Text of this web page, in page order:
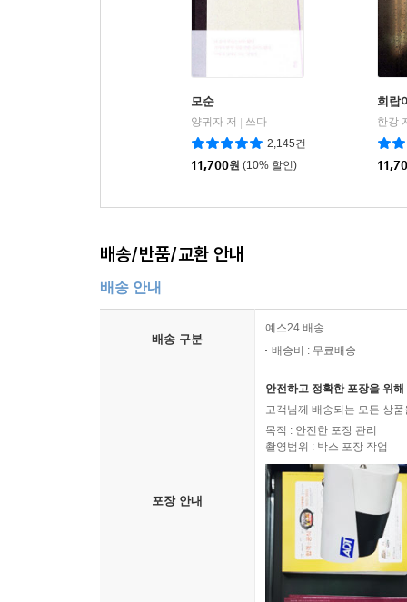
모순
양귀자 저
쓰다
2,145건
11,700원 (10% 할인)
희랍
한강
배송/반품/교환 안내
배송 안내
배송 구분
예스24 배송
배송비 : 무료배송
포장 안내
안전하고 정확한 포장을 위
고객님께 배송되는 모든 상
목적 : 안전한 포장 관리
촬영범위 : 박스 포장 작업